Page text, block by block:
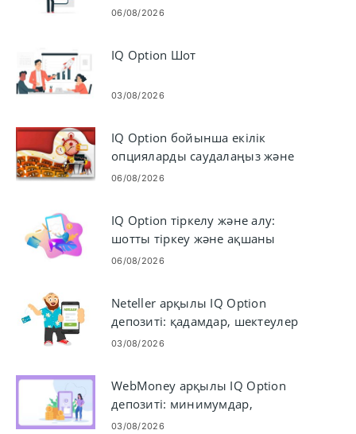
тіркеуге болады
06/08/2026
IQ Option Шот
03/08/2026
IQ Option бойынша екілік
опцияларды саудалаңыз және
ақшаны алыңыз
06/08/2026
IQ Option тіркелу және алу:
шотты тіркеу және ақшаны
аудару
06/08/2026
Neteller арқылы IQ Option
депозиті: қадамдар, шектеулер
және өңдеу
03/08/2026
WebMoney арқылы IQ Option
депозиті: минимумдар,
қадамдар және уақыт
03/08/2026